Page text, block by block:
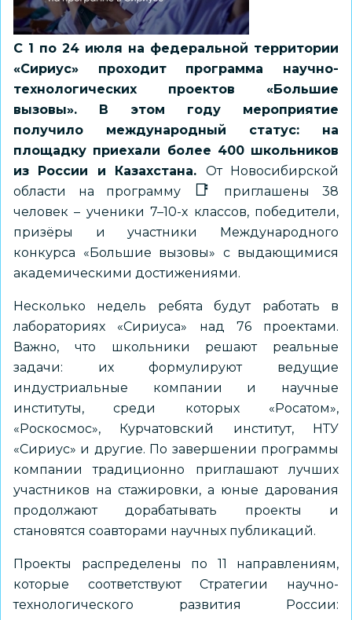
С 1 по 24 июля на федеральной территории
«Сириус» проходит программа научно-
технологических проектов «Большие
вызовы». В этом году мероприятие
получило международный статус: на
площадку приехали более 400 школьников
из России и Казахстана. От Новосибирской
области на программу
приглашены 38
человек – ученики 7–10-х классов, победители,
призёры и участники Международного
конкурса «Большие вызовы» с выдающимися
академическими достижениями.
Несколько недель ребята будут работать в
лабораториях «Сириуса» над 76 проектами.
Важно, что школьники решают реальные
задачи: их формулируют ведущие
индустриальные компании и научные
институты, среди которых «Росатом»,
«Роскосмос», Курчатовский институт, НТУ
«Сириус» и другие. По завершении программы
компании традиционно приглашают лучших
участников на стажировки, а юные дарования
продолжают дорабатывать проекты и
становятся соавторами научных публикаций.
Проекты распределены по 11 направлениям,
которые соответствуют Стратегии научно-
технологического развития России: